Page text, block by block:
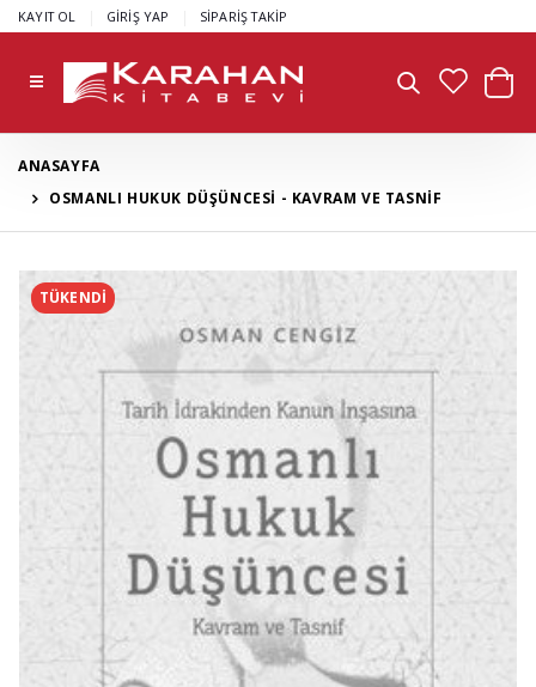
KAYIT OL GİRİŞ YAP SİPARİŞ TAKİP
ANASAYFA
OSMANLI HUKUK DÜŞÜNCESİ - KAVRAM VE TASNİF
TÜKENDİ